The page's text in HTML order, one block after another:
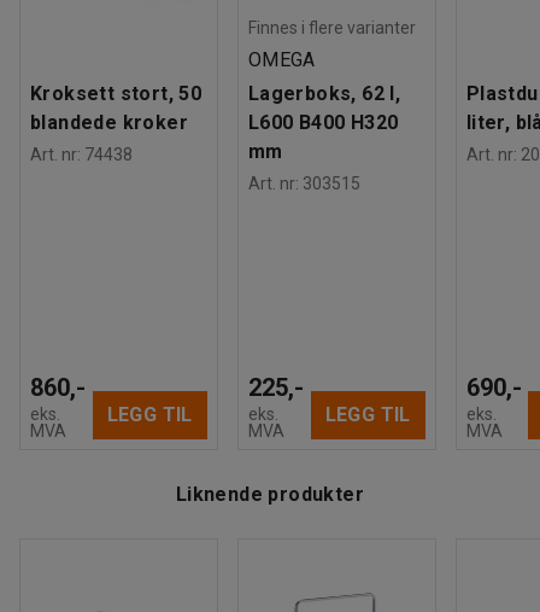
Kroksett stort, 50
blandede kroker
Art. nr: 74438
860,-
eks.
MVA
LEGG TIL
Finnes i flere varianter
OMEGA
Lagerboks, 62 l,
L600 B400 H320
mm
Art. nr: 303515
225,-
eks.
MVA
LEGG TIL
liter,
Art. nr:
690,-
eks.
MVA
Liknende produkter